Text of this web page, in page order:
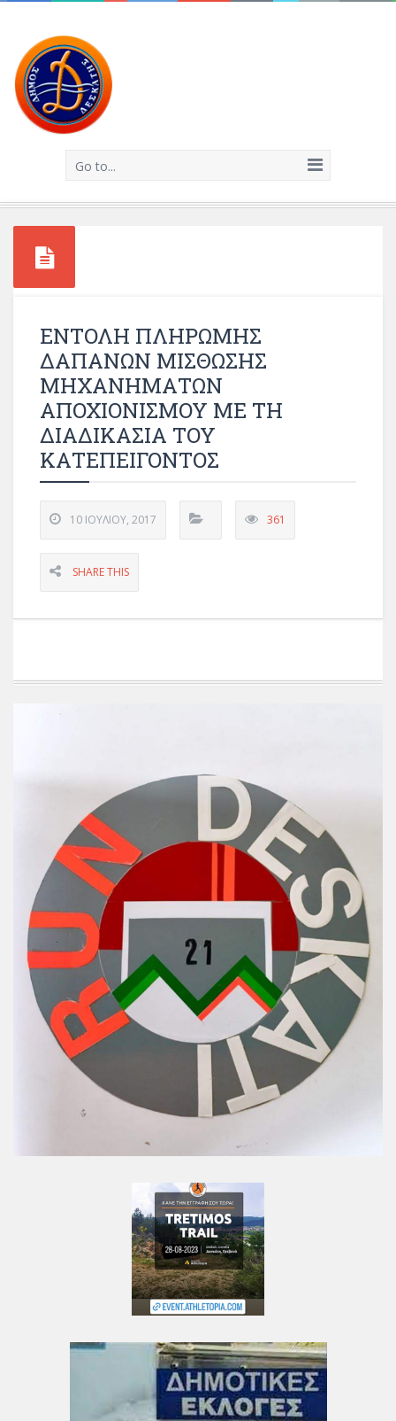
Go to...
ΕΝΤΟΛΗ ΠΛΗΡΩΜΗΣ
ΔΑΠΑΝΩΝ ΜΙΣΘΩΣΗΣ
ΜΗΧΑΝΗΜΑΤΩΝ
ΑΠΟΧΙΟΝΙΣΜΟΥ ΜΕ ΤΗ
ΔΙΑΔΙΚΑΣΙΑ ΤΟΥ
ΚΑΤΕΠΕΙΓΟΝΤΟΣ
10 ΙΟΥΛΊΟΥ, 2017 361
SHARE THIS